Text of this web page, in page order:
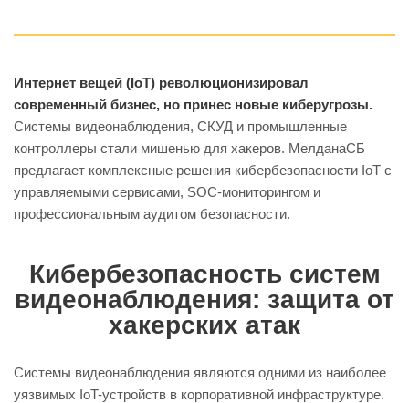
Интернет вещей (IoT) революционизировал
современный бизнес, но принес новые киберугрозы.
Системы видеонаблюдения, СКУД и промышленные
контроллеры стали мишенью для хакеров. МелданаСБ
предлагает комплексные решения кибербезопасности IoT с
управляемыми сервисами, SOC-мониторингом и
профессиональным аудитом безопасности.
Кибербезопасность систем
видеонаблюдения: защита от
хакерских атак
Системы видеонаблюдения являются одними из наиболее
уязвимых IoT-устройств в корпоративной инфраструктуре.